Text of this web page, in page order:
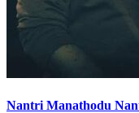
Nantri Manathodu